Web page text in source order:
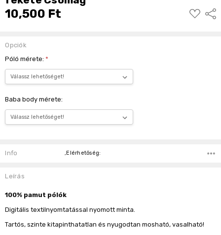
10,500 Ft
Opciók
Póló mérete:*
Baba body mérete:
Stock:
Info ,Elérhetőség:
Leírás
100% pamut pólók
Digitális textilnyomtatással nyomott minta.
Tartós, szinte kitapinthatatlan és nyugodtan mosható, vasalható!